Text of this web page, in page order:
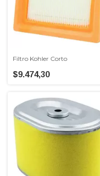
Filtro Kohler Corto
$9.474,30